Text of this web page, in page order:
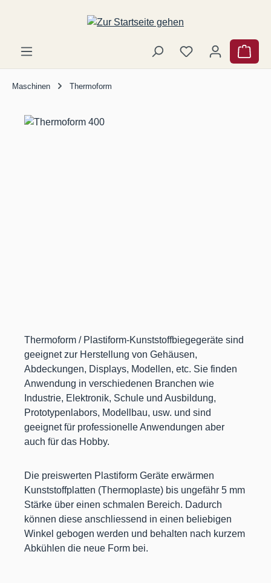
Zum Hauptinhalt springen
Maschinen Thermoform
Thermoform / Plastiform-Kunststoffbiegegeräte sind
geeignet zur Herstellung von Gehäusen,
Abdeckungen, Displays, Modellen, etc. Sie finden
Anwendung in verschiedenen Branchen wie
Industrie, Elektronik, Schule und Ausbildung,
Prototypenlabors, Modellbau, usw. und sind
geeignet für professionelle Anwendungen aber
auch für das Hobby.
Die preiswerten Plastiform Geräte erwärmen
Kunststoffplatten (Thermoplaste) bis ungefähr 5 mm
Stärke über einen schmalen Bereich. Dadurch
können diese anschliessend in einen beliebigen
Winkel gebogen werden und behalten nach kurzem
Abkühlen die neue Form bei.